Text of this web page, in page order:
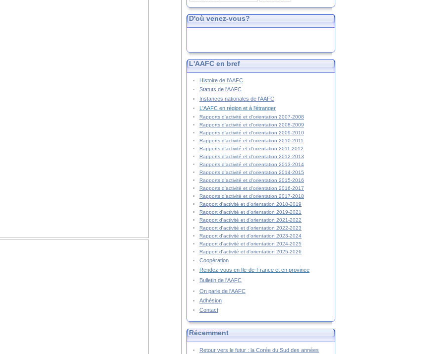
D'où venez-vous?
L'AAFC en bref
Histoire de l'AAFC
Statuts de l'AAFC
Instances nationales de l'AAFC
L'AAFC en région et à l'étranger
Rapports d'activité et d'orientation 2007-2008
Rapports d'activité et d'orientation 2008-2009
Rapports d'activité et d'orientation 2009-2010
Rapports d'activité et d'orientation 2010-2011
Rapports d'activité et d'orientation 2011-2012
Rapports d'activité et d'orientation 2012-2013
Rapports d'activité et d'orientation 2013-2014
Rapports d'activité et d'orientation 2014-2015
Rapports d'activité et d'orientation 2015-2016
Rapports d'activité et d'orientation 2016-2017
Rapports d'activité et d'orientation 2017-2018
Rapport d'activité et d'orientation 2018-2019
Rapport d'activité et d'orientation 2019-2021
Rapport d'activité et d'orientation 2021-2022
Rapport d'activité et d'orientation 2022-2023
Rapport d'activité et d'orientation 2023-2024
Rapport d'activité et d'orientation 2024-2025
Rapport d'activité et d'orientation 2025-2026
Coopération
Rendez-vous en Ile-de-France et en province
Bulletin de l'AAFC
On parle de l'AAFC
Adhésion
Contact
Récemment
Retour vers le futur : la Corée du Sud des années